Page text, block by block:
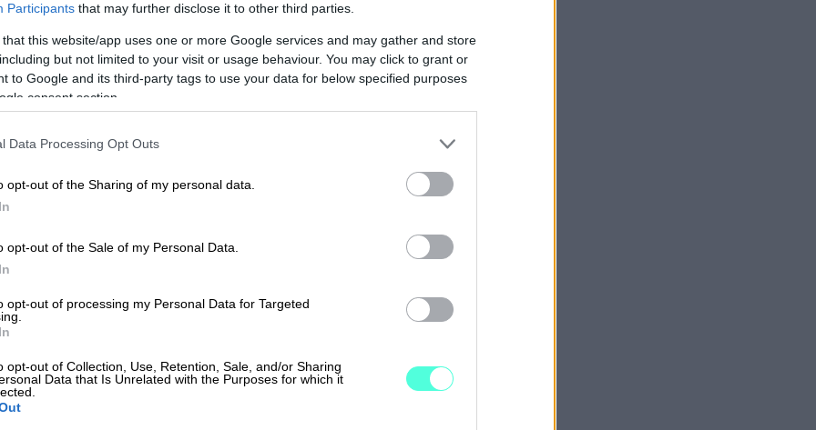
Participants that may further disclose it to other third parties.
that this website/app uses one or more Google services and may gather and store
but not limited to your visit or usage behaviour. You may click to grant or
to Google and its third-party tags to use your data for below specified purposes
consent section.
Data Processing Opt Outs
opt-out of the Sharing of my personal data.
opt-out of the Sale of my Personal Data.
opt-out of processing my Personal Data for Targeted
opt-out of Collection, Use, Retention, Sale, and/or Sharing
Data that Is Unrelated with the Purposes for which it
ja miksi niitä tehdään?
vähentää hankintahinnan kerralla?
korotetuilla poistoilla?
ei voi tehdä poistoja?
toimii?
tarkoittaa?
ja verotuksessa
ovat ja miksi niitä